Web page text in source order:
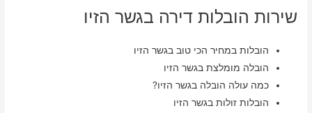
שירות הובלות דירה בגשר הזיו
הובלות במחיר הכי טוב בגשר הזיו
הובלה מומלצת בגשר הזיו
כמה עולה הובלה בגשר הזיו?
הובלות זולות בגשר הזיו